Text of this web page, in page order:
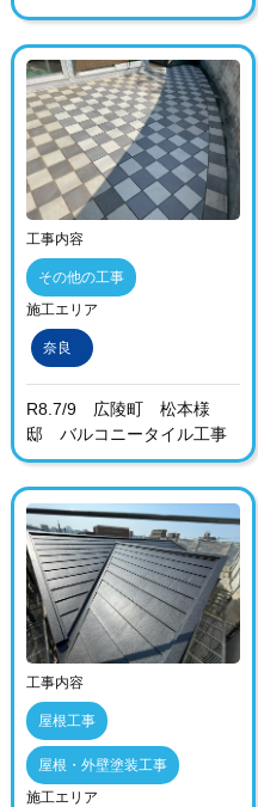
工事内容
その他の工事
施工エリア
奈良
R8.7/9 広陵町 松本様
邸 バルコニータイル工事
工事内容
屋根工事
屋根・外壁塗装工事
施工エリア